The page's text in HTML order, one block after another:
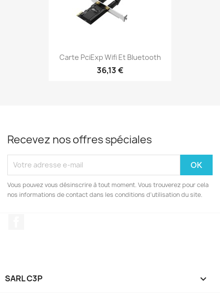
Carte PciExp Wifi Et Bluetooth
36,13 €
Recevez nos offres spéciales
Vous pouvez vous désinscrire à tout moment. Vous trouverez pour cela
nos informations de contact dans les conditions d'utilisation du site.
SARL C3P 